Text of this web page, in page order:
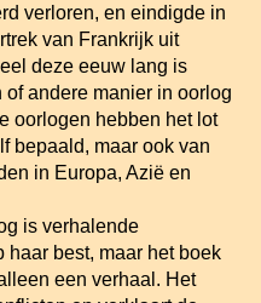
verloren, en eindigde in
van Frankrijk uit
deze eeuw lang is
of andere manier in oorlog
oorlogen hebben het lot
bepaald, maar ook van
in Europa, Azië en
is verhalende
haar best, maar het boek
een verhaal. Het